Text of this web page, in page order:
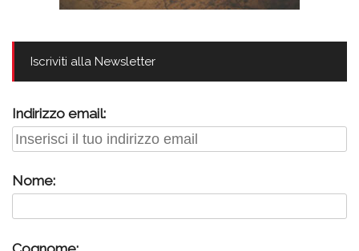
Iscriviti alla Newsletter
Indirizzo email:
Nome: